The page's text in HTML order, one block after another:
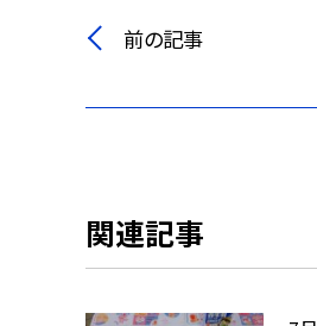
前の記事
関連記事